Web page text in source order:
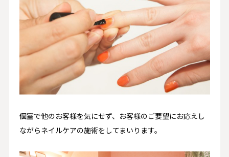
個室で他のお客様を気にせず、お客様のご要望にお応えし
ながらネイルケアの施術をしてまいります。